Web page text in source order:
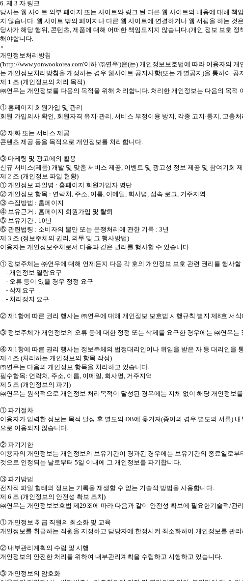
6. 제 3 자 링크
당사는 웹 사이트 외부 페이지 또는 사이트와 링크 된 다른 웹 사이트의 내용에 대해
지 않습니다. 웹 사이트 밖의 페이지나 다른 웹 사이트에 연결하거나 웹 서핑을 하는
당사가 해당 행위, 콘텐츠, 제품에 대해 어떠한 책임도지지 않습니다.(개인 정보 보호
해야합니다.
×
개인정보처리방침
('http://www.yonwookorea.com'이하 '㈜연우')은(는) 개인정보보호법에 따라 이용자의
는 개인정보처리방침을 개정하는 경우 웹사이트 공지사항(또는 개별공지)을 통하여
제 1 조 (개인정보의 처리 목적)
㈜연우는 개인정보를 다음의 목적을 위해 처리합니다. 처리한 개인정보는 다음의 목
① 홈페이지 회원가입 및 관리
회원 가입의사 확인, 회원자격 유지·관리, 서비스 부정이용 방지, 각종 고지·통지, 고충
② 재화 또는 서비스 제공
콘텐츠 제공 등을 목적으로 개인정보를 처리합니다.
③ 마케팅 및 광고에의 활용
신규 서비스(제품) 개발 및 맞춤 서비스 제공, 이벤트 및 광고성 정보 제공 및 참여기회
제 2 조 (개인정보 파일 현황)
① 개인정보 파일명 : 홈페이지 회원가입자 명단
② 개인정보 항목 : 연락처, 주소, 이름, 이메일, 회사명, 접속 로그, 거주지역
③ 수집방법 : 홈페이지
④ 보유근거 : 홈페이지 회원가입 및 탈퇴
⑤ 보유기간 : 10년
⑥ 관련법령 : 소비자의 불만 또는 분쟁처리에 관한 기록 : 3년
제 3 조 (정보주체의 권리, 의무 및 그 행사방법)
이용자는 개인정보주체로서 다음과 같은 권리를 행사할 수 있습니다.
① 정보주체는 ㈜연우에 대해 언제든지 다음 각 호의 개인정보 보호 관련 권리를 행사할
- 개인정보 열람요구
- 오류 등이 있을 경우 정정 요구
- 삭제요구
- 처리정지 요구
② 제1항에 따른 권리 행사는 ㈜연우에 대해 개인정보 보호법 시행규칙 별지 제8호 서
③ 정보주체가 개인정보의 오류 등에 대한 정정 또는 삭제를 요구한 경우에는 ㈜연우
④ 제1항에 따른 권리 행사는 정보주체의 법정대리인이나 위임을 받은 자 등 대리인을
제 4 조 (처리하는 개인정보의 항목 작성)
㈜연우는 다음의 개인정보 항목을 처리하고 있습니다.
필수항목: 연락처, 주소, 이름, 이메일, 회사명, 거주지역
제 5 조 (개인정보의 파기)
㈜연우는 원칙적으로 개인정보 처리목적이 달성된 경우에는 지체 없이 해당 개인정보
① 파기절차
이용자가 입력한 정보는 목적 달성 후 별도의 DB에 옮겨져(종이의 경우 별도의 서류)
으로 이용되지 않습니다.
② 파기기한
이용자의 개인정보는 개인정보의 보유기간이 경과된 경우에는 보유기간의 종료일로
것으로 인정되는 날로부터 5일 이내에 그 개인정보를 파기합니다.
③ 파기방법
전자적 파일 형태의 정보는 기록을 재생할 수 없는 기술적 방법을 사용합니다.
제 6 조 (개인정보의 안전성 확보 조치)
㈜연우는 개인정보보호법 제29조에 따라 다음과 같이 안전성 확보에 필요한기술적/관
① 개인정보 취급 직원의 최소화 및 교육
개인정보를 취급하는 직원을 지정하고 담당자에 한정시켜 최소화하여 개인정보를 관
② 내부관리계획의 수립 및 시행
개인정보의 안전한 처리를 위하여 내부관리계획을 수립하고 시행하고 있습니다.
③ 개인정보의 암호화